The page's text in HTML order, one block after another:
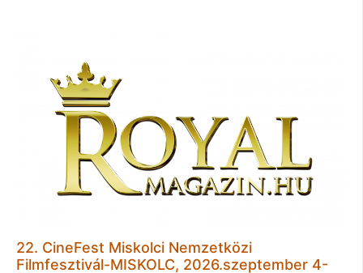
22. CineFest Miskolci Nemzetközi
Filmfesztivál-MISKOLC, 2026.szeptember 4-